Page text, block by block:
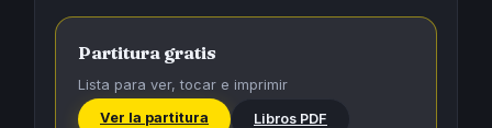
Partitura gratis
Lista para ver, tocar e imprimir
Ver la partitura
Libros PDF